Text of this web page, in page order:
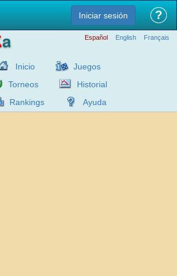
Iniciar sesión ?
Español English Français
Inicio
Juegos
Torneos
Historial
Rankings
Ayuda